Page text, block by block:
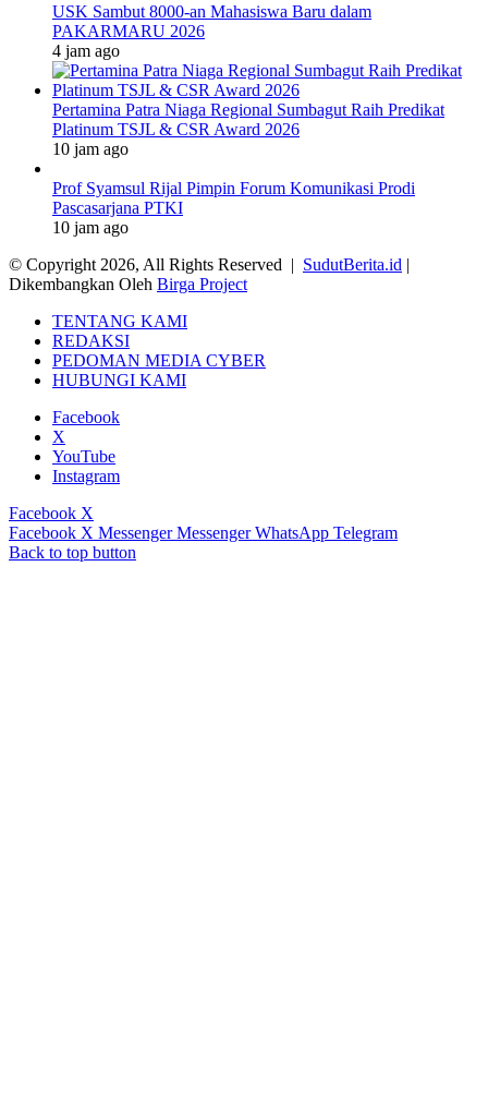
USK Sambut 8000-an Mahasiswa Baru dalam
PAKARMARU 2026
4 jam ago
Pertamina Patra Niaga Regional Sumbagut Raih Predikat
Platinum TSJL & CSR Award 2026
10 jam ago
Prof Syamsul Rijal Pimpin Forum Komunikasi Prodi
Pascasarjana PTKI
10 jam ago
© Copyright 2026, All Rights Reserved | SudutBerita.id |
Dikembangkan Oleh Birga Project
TENTANG KAMI
REDAKSI
PEDOMAN MEDIA CYBER
HUBUNGI KAMI
Facebook
X
YouTube
Instagram
Facebook X
Facebook X Messenger Messenger WhatsApp Telegram
Back to top button